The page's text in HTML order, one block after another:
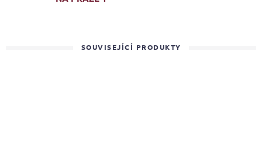
SOUVISEJÍCÍ PRODUKTY